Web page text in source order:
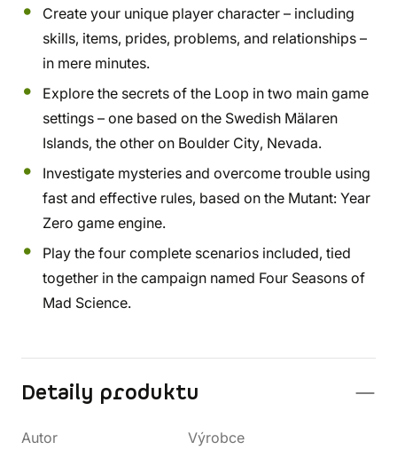
Create your unique player character – including
skills, items, prides, problems, and relationships –
in mere minutes.
Explore the secrets of the Loop in two main game
settings – one based on the Swedish Mälaren
Islands, the other on Boulder City, Nevada.
Investigate mysteries and overcome trouble using
fast and effective rules, based on the Mutant: Year
Zero game engine.
Play the four complete scenarios included, tied
together in the campaign named Four Seasons of
Mad Science.
Detaily produktu
Autor Výrobce